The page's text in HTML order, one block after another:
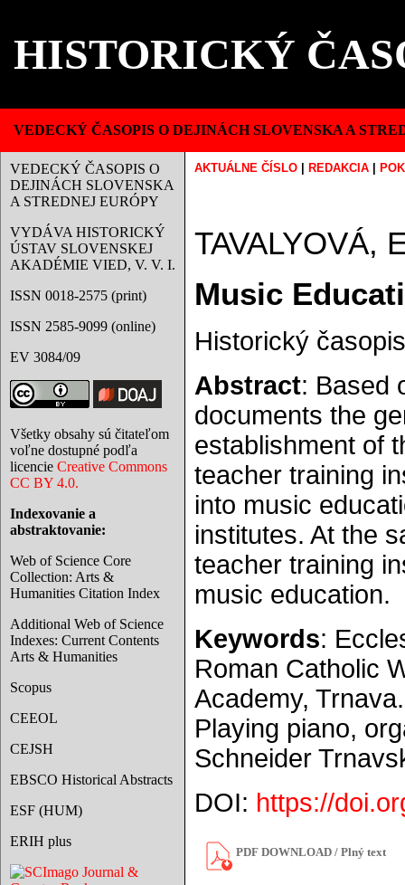
HISTORICKÝ
VEDECKÝ ČASOPIS O DEJINÁCH SLOVENSKA A
VEDECKÝ ČASOPIS O
DEJINÁCH SLOVENSKA
A STREDNEJ EURÓPY
VYDÁVA HISTORICKÝ
ÚSTAV SLOVENSKEJ
AKADÉMIE VIED, V. V. I.
ISSN 0018-2575 (print)
ISSN 2585-9099 (online)
EV 3084/09
Všetky obsahy sú čitateľom
voľne dostupné podľa
licencie Creative Commons
CC BY 4.0.
Indexovanie a
abstraktovanie:
Web of Science Core
Collection: Arts &
Humanities Citation Index
Additional Web of Science
Indexes: Current Contents
Arts & Humanities
Scopus
CEEOL
CEJSH
EBSCO Historical Abstracts
ESF (HUM)
ERIH plus
AKTUÁLNE ČÍSLO REDAKCIA
TAVALYOVÁ,
Music
Historický
Abstract: Based
documents the
establishment of
teacher training
into music
institutes. At the
teacher training
music education.
Keywords:
Roman Catholic
Academy,
Playing piano,
Schneider
DOI: https://
PDF DOWNLOAD / Plný text